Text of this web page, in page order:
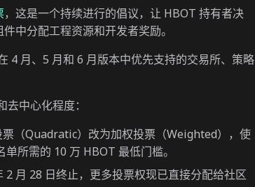
，这是一个持续进行的倡议，让 HBOT 持有者决
中分配工程资源和开发者奖励。
4 月、5 月和 6 月版本中优先支持的交易所、策略
中心化程度：
（Quadratic）改为加权投票（Weighted），使
所需的 10 万 HBOT 最低门槛。
月 28 日终止，更多投票权现已直接分配给社区